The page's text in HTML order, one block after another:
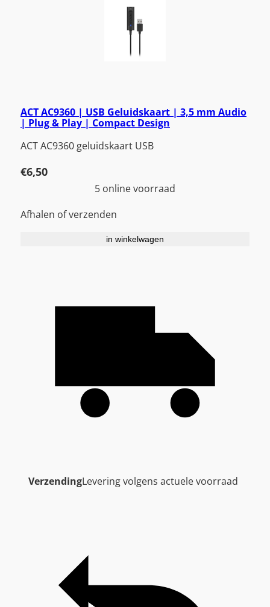
ACT AC9360 | USB Geluidskaart | 3,5 mm Audio
| Plug & Play | Compact Design
ACT AC9360 geluidskaart USB
€6,50
5 online voorraad
Afhalen of verzenden
in winkelwagen
VerzendingLevering volgens actuele voorraad